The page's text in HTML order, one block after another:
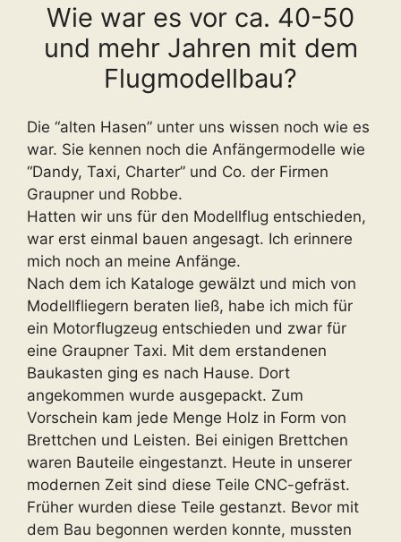
Wie war es vor ca. 40-50
und mehr Jahren mit dem
Flugmodellbau?
Die “alten Hasen” unter uns wissen noch wie es
war. Sie kennen noch die Anfängermodelle wie
“Dandy, Taxi, Charter” und Co. der Firmen
Graupner und Robbe.
Hatten wir uns für den Modellflug entschieden,
war erst einmal bauen angesagt. Ich erinnere
mich noch an meine Anfänge.
Nach dem ich Kataloge gewälzt und mich von
Modellfliegern beraten ließ, habe ich mich für
ein Motorflugzeug entschieden und zwar für
eine Graupner Taxi. Mit dem erstandenen
Baukasten ging es nach Hause. Dort
angekommen wurde ausgepackt. Zum
Vorschein kam jede Menge Holz in Form von
Brettchen und Leisten. Bei einigen Brettchen
waren Bauteile eingestanzt. Heute in unserer
modernen Zeit sind diese Teile CNC-gefräst.
Früher wurden diese Teile gestanzt. Bevor mit
dem Bau begonnen werden konnte, mussten